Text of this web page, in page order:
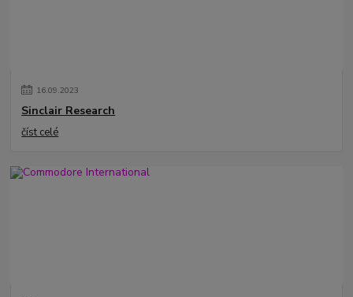
16.09.2023
Sinclair Research
číst celé